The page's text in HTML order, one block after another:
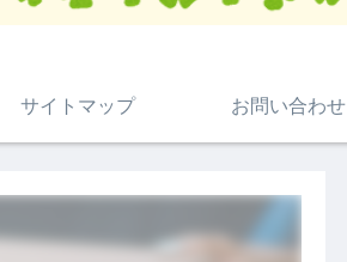
サイトマップ お問い合わせ